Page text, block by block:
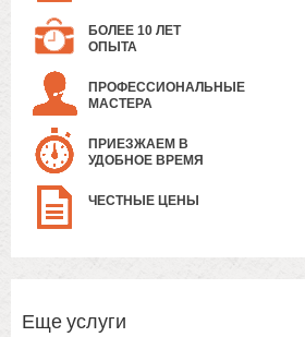
БОЛЕЕ 10 ЛЕТ
ОПЫТА
ПРОФЕССИОНАЛЬНЫЕ
МАСТЕРА
ПРИЕЗЖАЕМ В
УДОБНОЕ ВРЕМЯ
ЧЕСТНЫЕ ЦЕНЫ
Еще услуги